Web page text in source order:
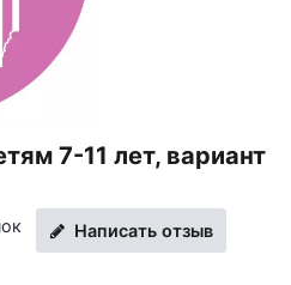
7-11 лет, вариант
Написать отзыв